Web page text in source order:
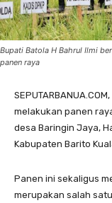
Bupati Batola H Bahrul Ilmi
panen raya
melakukan panen
desa Baringin Jaya,
Kabupaten Barito
Panen ini sekaligus
merupakan salah